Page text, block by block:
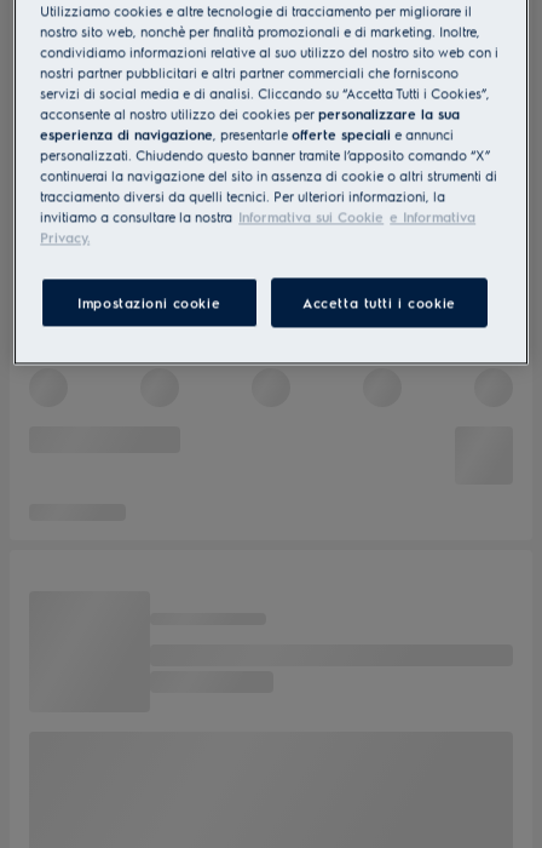
Utilizziamo cookies e altre tecnologie di tracciamento per migliorare il
nostro sito web, nonchè per finalità promozionali e di marketing. Inoltre,
condividiamo informazioni relative al suo utilizzo del nostro sito web con i
nostri partner pubblicitari e altri partner commerciali che forniscono
servizi di social media e di analisi. Cliccando su “Accetta Tutti i Cookies”,
acconsente al nostro utilizzo dei cookies perpersonalizzare la sua
esperienza di navigazione, presentarleofferte speciali e annunci
personalizzati. Chiudendo questo banner tramite l’apposito comando “X”
continuerai la navigazione del sito in assenza di cookie o altri strumenti di
tracciamento diversi da quelli tecnici. Per ulteriori informazioni, la
invitiamo a consultare la nostra Informativa sui Cookie e Informativa
Privacy.
Impostazioni cookie Accetta tutti i cookie